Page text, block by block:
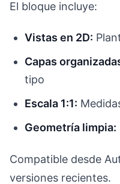
El bloque incluye:
Vistas en 2D:
Capas
tipo
Escala 1:1:
Geometría limpia:
Compatible desde
versiones recientes.